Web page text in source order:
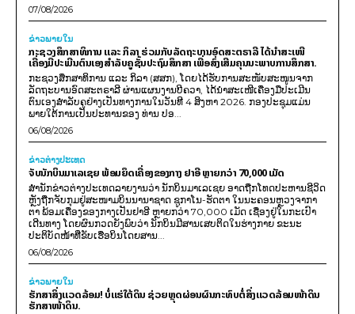
07/08/2026
ຂ່າວພາຍ​ໃນ
ກະຊວງສຶກສາທິການ ແລະ ກິລາ ຮ່ວມກັບລັດຖະບານອົດສະຕຣາລີ ໄດ້ນຳສະເໜີ
ເຄື່ອງມືປະເມີນຕົນເອງສຳລັບຄູຊັ້ນປະຖົມສຶກສາ ເພື່ອສົ່ງເສີມຄຸນນະພາບການສຶກສາ.
ກະຊວງສຶກສາທິການ ແລະ ກິລາ (ສສກ), ໂດຍໄດ້ຮັບການສະໜັບສະໜູນຈາກ
ລັດຖະບານອົດສະຕຣາລີ ຜ່ານແຜນງານບີຄວາ, ໄດ້ນຳສະເໜີເຄື່ອງມືປະເມີນ
ຕົນເອງສຳລັບຄູຢ່າງເປັນທາງການໃນວັນທີ 4 ສິງຫາ 2026. ກອງປະຊຸມແມ່ນ
ພາຍໃຕ້ການເປັນປະທານຂອງ ທ່ານ ປອ...
06/08/2026
ຂ່າວຕ່າງປະເທດ
ຈັບນັກບິນມາເລເຊຍ ພ້ອມຍຶດເຄື່ອງຂອງກາງ ຢາອີ ຫຼາຍກວ່າ 70,000 ເມັດ
ສຳນັກຂ່າວຕ່າງປະເທດລາຍງານວ່າ ນັກບິນມາເລເຊຍ ອາດຖືກໂທດປະຫານຊີວິດ
ຫຼັງຖືກຈັບກຸມຢູ່ສະໜາມບິນນານາຊາດ ຊູກາໂນ-ຮັດຕາ ໃນນະຄອນຫຼວງຈາກາ
ຕາ ພ້ອມເຄື່ອງຂອງກາງເປັນຢາອີ ຫຼາຍກວ່າ 70,000 ເມັດ ເຊື່ອງຢູ່ໃນກະເປົາ
ເດີນທາງ ໂດຍຜົນກວດຍັງພົບວ່າ ນັກບິນມີສານເສບຕິດໃນຮ່າງກາຍ ຂະນະ
ປະຕິບັດໜ້າທີ່ຂັບເຮືອບິນໂດຍສານ...
06/08/2026
ຂ່າວພາຍ​ໃນ
ຮັກສາສິ່ງແວດລ້ອມ! ບໍ່ແຮ່ໃຕ້ດິນ ຊ່ວຍຫຼຸດຜ່ອນຜົນກະທົບຕໍ່ສິ່ງແວດລ້ອມໜ້າດິນ
ຮັກສາໜ້າດິນ.